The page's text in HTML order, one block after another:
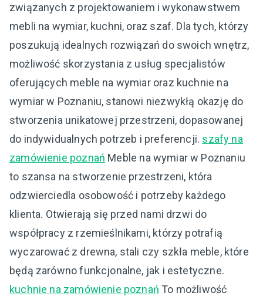
związanych z projektowaniem i wykonawstwem
mebli na wymiar, kuchni, oraz szaf. Dla tych, którzy
poszukują idealnych rozwiązań do swoich wnętrz,
możliwość skorzystania z usług specjalistów
oferujących meble na wymiar oraz kuchnie na
wymiar w Poznaniu, stanowi niezwykłą okazję do
stworzenia unikatowej przestrzeni, dopasowanej
do indywidualnych potrzeb i preferencji. szafy na
zamówienie poznań Meble na wymiar w Poznaniu
to szansa na stworzenie przestrzeni, która
odzwierciedla osobowość i potrzeby każdego
klienta. Otwierają się przed nami drzwi do
współpracy z rzemieślnikami, którzy potrafią
wyczarować z drewna, stali czy szkła meble, które
będą zarówno funkcjonalne, jak i estetyczne.
kuchnie na zamówienie poznań To możliwość